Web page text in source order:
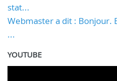
stat...
Webmaster a dit : Bonjour.
...
YOUTUBE